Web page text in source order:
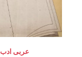
عربی ادب